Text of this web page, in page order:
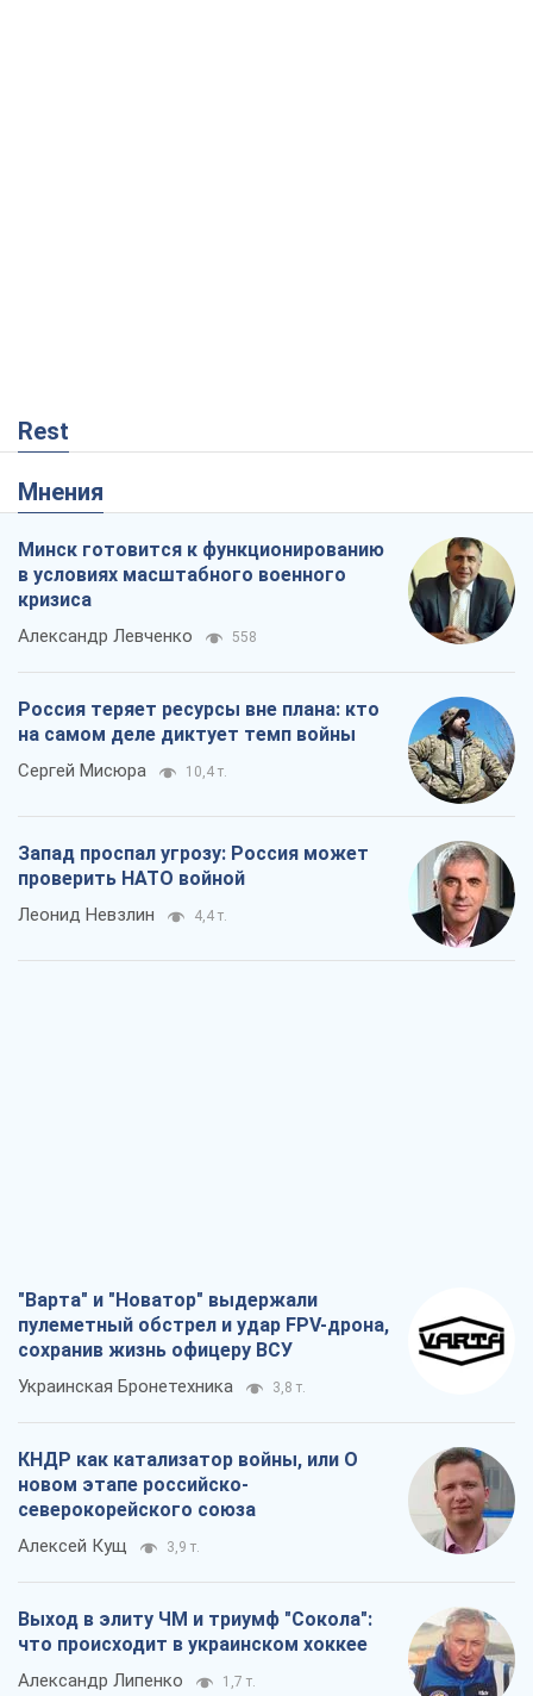
Rest
Мнения
Минск готовится к функционированию
в условиях масштабного военного
кризиса
Александр Левченко 558
Россия теряет ресурсы вне плана: кто
на самом деле диктует темп войны
Сергей Мисюра 10,4 т.
Запад проспал угрозу: Россия может
проверить НАТО войной
Леонид Невзлин 4,4 т.
"Варта" и "Новатор" выдержали
пулеметный обстрел и удар FPV-дрона,
сохранив жизнь офицеру ВСУ
Украинская Бронетехника 3,8 т.
КНДР как катализатор войны, или О
новом этапе российско-
северокорейского союза
Алексей Кущ 3,9 т.
Выход в элиту ЧМ и триумф "Сокола":
что происходит в украинском хоккее
Александр Липенко 1,7 т.